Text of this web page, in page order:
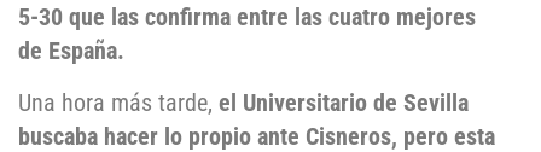
5-30 que las confirma entre las cuatro mejores
de España.
Una hora más tarde, el Universitario de Sevilla
buscaba hacer lo propio ante Cisneros, pero esta